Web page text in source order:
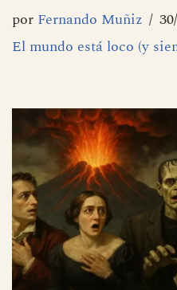
por Fernando Muñiz
El mundo está loco (y